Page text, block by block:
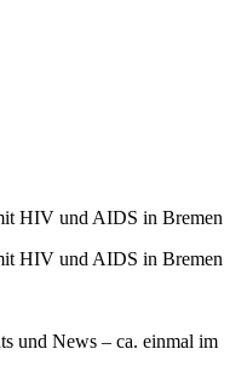
HIV und AIDS in Bremen
HIV und AIDS in Bremen
und News – ca. einmal im